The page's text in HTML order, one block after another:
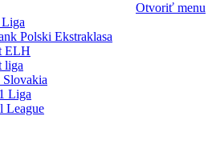
Otvoriť menu
Polski Ekstraklasa
ELH
liga
Liga
League